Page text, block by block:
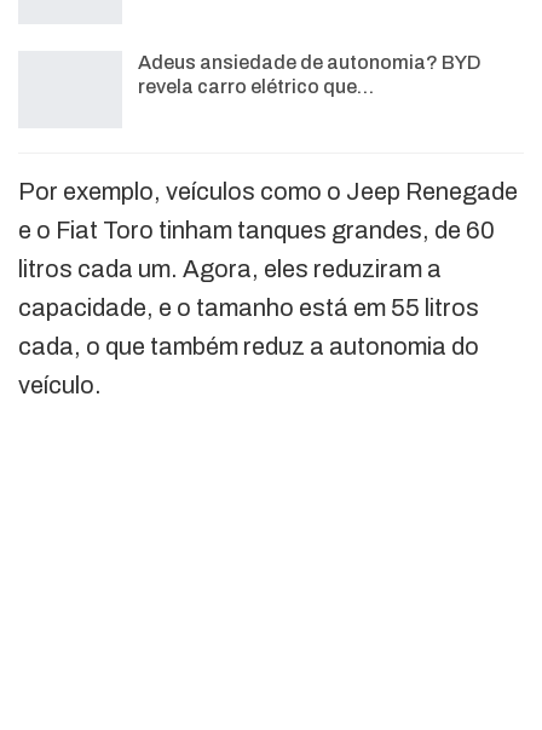
Adeus ansiedade de autonomia? BYD
revela carro elétrico que…
Por exemplo, veículos como o Jeep Renegade
e o Fiat Toro tinham tanques grandes, de 60
litros cada um. Agora, eles reduziram a
capacidade, e o tamanho está em 55 litros
cada, o que também reduz a autonomia do
veículo.